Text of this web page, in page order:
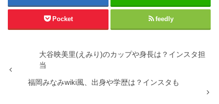
Pocket feedly
大谷映美里(えみり)のカップや身長は？インスタ担
当
福岡みなみwiki風、出身や学歴は？インスタも